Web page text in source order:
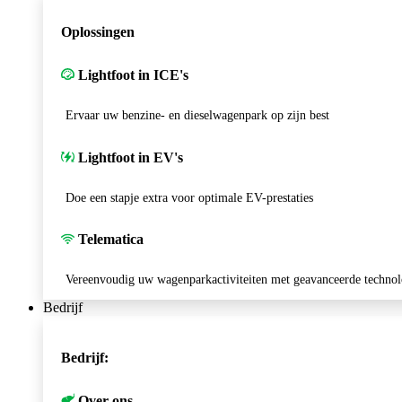
Oplossingen
Lightfoot in ICE's
Ervaar uw benzine- en dieselwagenpark op zijn best
Lightfoot in EV's
Doe een stapje extra voor optimale EV-prestaties
Telematica
Vereenvoudig uw wagenparkactiviteiten met geavanceerde
Bedrijf
Bedrijf: